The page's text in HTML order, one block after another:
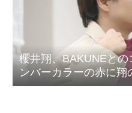
櫻井翔、BAKUNEと
ンバーカラーの赤に翔
ザイン